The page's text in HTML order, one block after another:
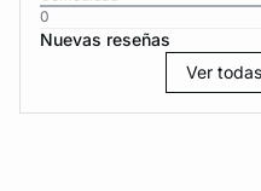
0
Nuevas reseñas
Ver